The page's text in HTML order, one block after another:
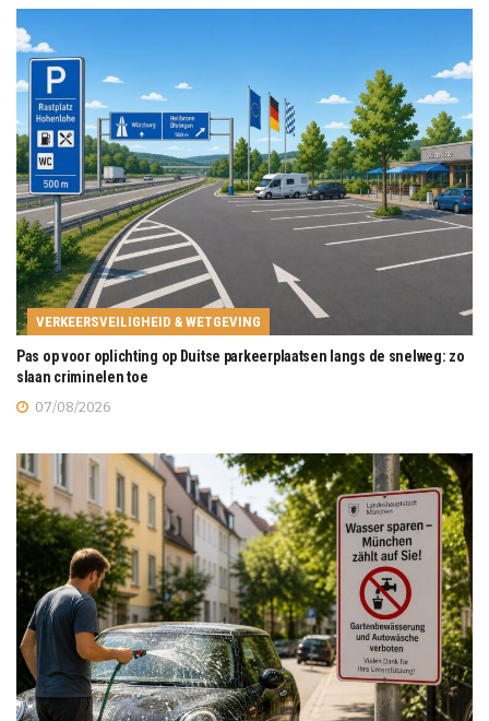
VERKEERSVEILIGHEID & WETGEVING
Pas op voor oplichting op Duitse parkeerplaatsen langs de snelweg: zo
slaan criminelen toe
07/08/2026